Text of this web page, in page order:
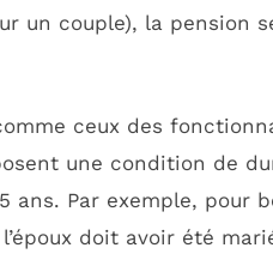
un couple), la pension
ceux des
une condition de
ans. Par exemple, pour
doit avoir été